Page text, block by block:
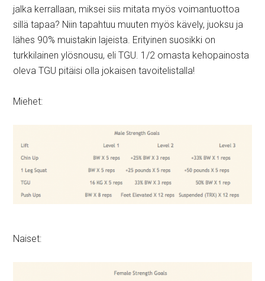
jalka kerrallaan, miksei siis mitata myös voimantuottoa
sillä tapaa? Niin tapahtuu muuten myös kävely, juoksu ja
lähes 90% muistakin lajeista. Erityinen suosikki on
turkkilainen ylösnousu, eli TGU. 1/2 omasta kehopainosta
oleva TGU pitäisi olla jokaisen tavoitelistalla!
Miehet:
Naiset: